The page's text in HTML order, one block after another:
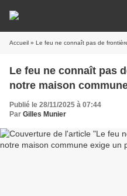
Accueil » Le feu ne connaît pas de frontières :
Le feu ne connaît pas
notre maison
Publié le 28/11/2025 à 07:44
Par Gilles Munier